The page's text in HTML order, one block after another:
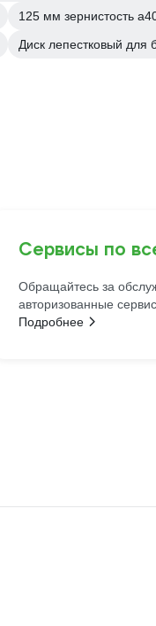
125 мм зернистость
Диск лепестковый для
Сервисы по
Обращайтесь за
авторизованные
Подробнее